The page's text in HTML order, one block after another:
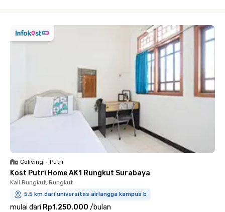
Coliving • Putri
Kost Putri Home AK1 Rungkut Surabaya
Kali Rungkut, Rungkut
5.5 km dari universitas airlangga kampus b
mulai dari Rp1.250.000 /bulan